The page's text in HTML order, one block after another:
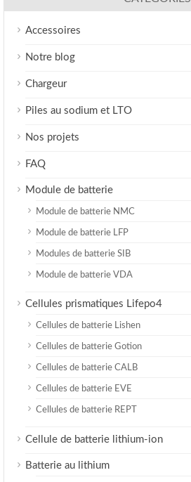
Accessoires
Notre blog
Chargeur
Piles au sodium et LTO
Nos projets
FAQ
Module de batterie
Module de batterie NMC
Module de batterie LFP
Modules de batterie SIB
Module de batterie VDA
Cellules prismatiques Lifepo4
Cellules de batterie Lishen
Cellules de batterie Gotion
Cellules de batterie CALB
Cellules de batterie EVE
Cellules de batterie REPT
Cellule de batterie lithium-ion
Batterie au lithium